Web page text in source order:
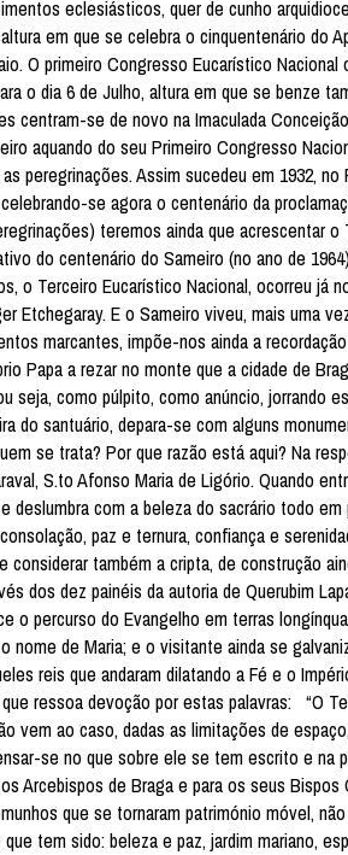
eclesiásticos, quer de cunho
em que se celebra o cinquentenário do
O primeiro Congresso Eucarístico Nacional
o dia 6 de Julho, altura em que se benze
centram-se de novo na Imaculada
aquando do seu Primeiro Congresso
peregrinações. Assim sucedeu em 1932,
se agora o centenário da
teremos ainda que acrescentar o
do centenário do Sameiro (no ano de
o Terceiro Eucarístico Nacional, ocorreu já
Etchegaray. E o Sameiro viveu, mais uma
marcantes, impõe-nos ainda a
Papa a rezar no monte que a cidade de
seja, como púlpito, como anúncio, jorrando
do santuário, depara-se com alguns
se trata? Por que razão está aqui? Na
S.to Afonso Maria de Ligório. Quando
com a beleza do sacrário todo
paz e ternura, confiança e
também a cripta, de construção
dos dez painéis da autoria de Querubim
percurso do Evangelho em terras
de Maria; e o visitante ainda se
reis que andaram dilatando a Fé e o
ressoa devoção por estas palavras: “O
ao caso, dadas as limitações de
se no que sobre ele se tem escrito e na
Arcebispos de Braga e para os seus Bispos
que se tornaram património móvel,
tem sido: beleza e paz, jardim mariano,